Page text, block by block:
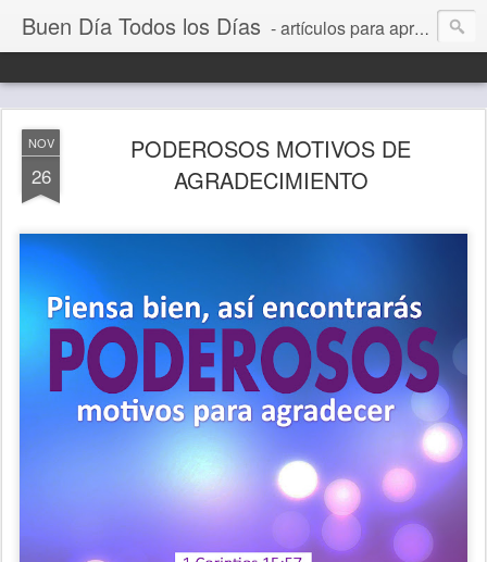
Buen Día Todos los Días - artículos para aprender a vivir mejor, un día a la vez. Por Juan C Quintero
NOV
26
PODEROSOS MOTIVOS DE
AGRADECIMIENTO